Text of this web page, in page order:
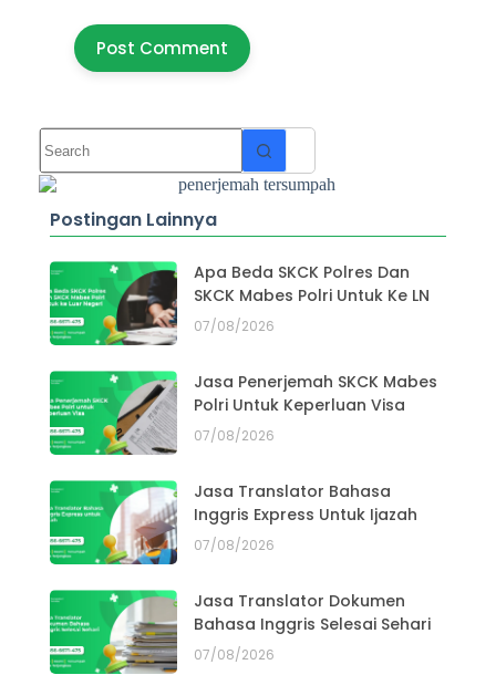
Post Comment
Postingan Lainnya
Apa Beda SKCK Polres Dan
SKCK Mabes Polri Untuk Ke LN
07/08/2026
Jasa Penerjemah SKCK Mabes
Polri Untuk Keperluan Visa
07/08/2026
Jasa Translator Bahasa
Inggris Express Untuk Ijazah
07/08/2026
Jasa Translator Dokumen
Bahasa Inggris Selesai Sehari
07/08/2026